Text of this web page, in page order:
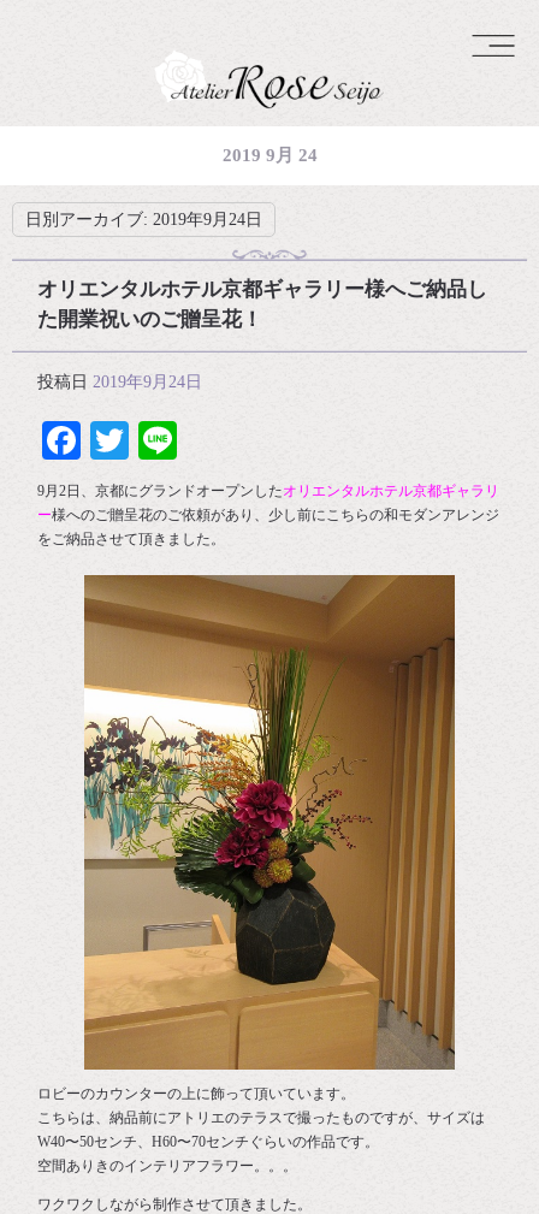
2019 9月 24
日別アーカイブ: 2019年9月24日
オリエンタルホテル京都ギャラリー様へご納品し
た開業祝いのご贈呈花！
投稿日 2019年9月24日
Facebook
Twitter
9月2日、京都にグランドオープンしたオリエンタルホテル京都ギャラリ
ー様へのご贈呈花のご依頼があり、少し前にこちらの和モダンアレンジ
をご納品させて頂きました。
ロビーのカウンターの上に飾って頂いています。
こちらは、納品前にアトリエのテラスで撮ったものですが、サイズは
W40〜50センチ、H60〜70センチぐらいの作品です。
空間ありきのインテリアフラワー。。。
ワクワクしながら制作させて頂きました。